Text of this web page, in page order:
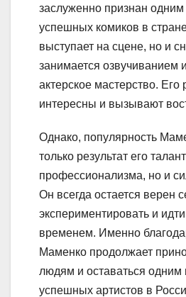
заслуженно признан
успешных комиков в
выступает на сцене, но и
занимается озвучиванием
актерское мастерство. Его
интересны и вызывают
Однако, популярность
только результат его
профессионализма, но и
Он всегда остается верен
экспериментировать и
временем. Именно
Маменко продолжает
людям и оставаться одним
успешных артистов в